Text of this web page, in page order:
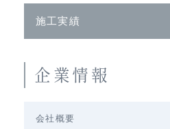
施工実績
企業情報
会社概要